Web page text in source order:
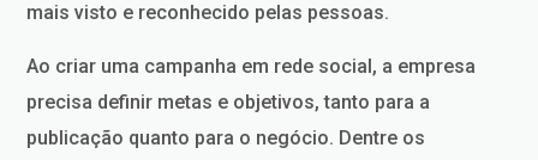
mais visto e reconhecido pelas pessoas.
Ao criar uma campanha em rede social, a empresa
precisa definir metas e objetivos, tanto para a
publicação quanto para o negócio. Dentre os